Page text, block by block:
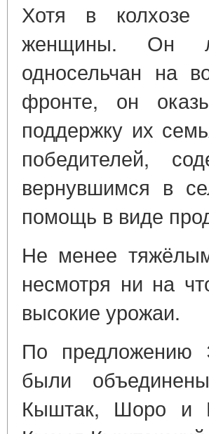
Хотя в колхозе
женщины. Он
односельчан на
фронте, он
поддержку их
победителей,
вернувшимся в
помощь в виде
Не менее
несмотря ни на
высокие урожаи.
По предложению
были
Кыштак, Шоро и